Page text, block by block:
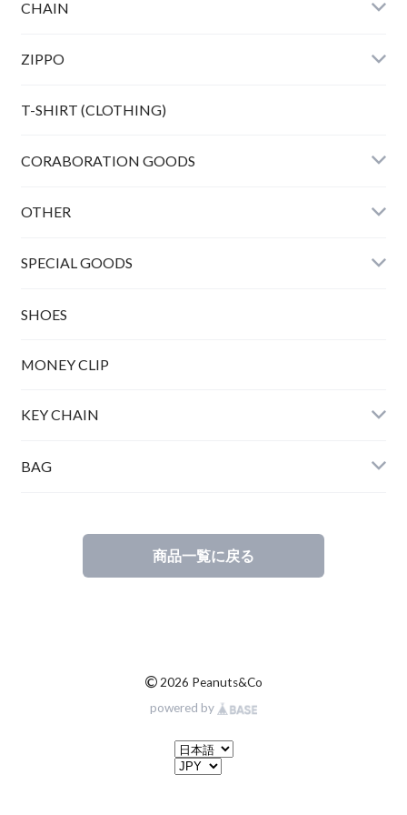
Bunny peanuts + Chain
HORSE TWIST BANGLE
CHAIN
ZIPPO
T-SHIRT (CLOTHING)
CORABORATION GOODS
OTHER
SPECIAL GOODS
SHOES
MONEY CLIP
KEY CHAIN
BAG
商品一覧に戻る
© 2026 Peanuts&Co
powered by